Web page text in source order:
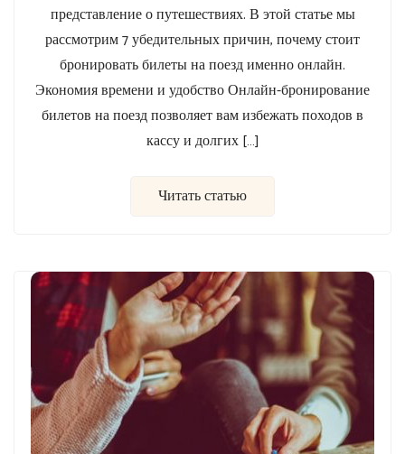
представление о путешествиях. В этой статье мы
рассмотрим 7 убедительных причин, почему стоит
бронировать билеты на поезд именно онлайн.
Экономия времени и удобство Онлайн-бронирование
билетов на поезд позволяет вам избежать походов в
кассу и долгих […]
Читать статью